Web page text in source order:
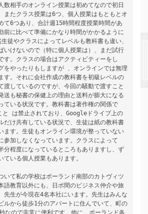
数相手のオンライン授業は初めてなので初日
またクラス授業は6つ、個人授業はもともとオ
て6つあり、合計週15時間程度授業時間があ
前に比べて準備にかなり時間がかかるように
徒やクラスによってレベルも教科書も違い、
いけないので（特に個人授業は）、まだ試行
す。クラスの場合はアクティビティーをし
をやったりもしますが 、オンラインでは無理
す。それに会社作成の教科書を初級レベルの
渡しているのですが、今回の騒動で渡すこと
送も秘書の保健上の理由と送料が膨大になる
ている状況です。教科書は著作権の関係で
と は禁止されており、Googleドライブ上の
だけ共有している状況で、生徒は紙の教科書
ます。生徒もオンライン環境が整っていない
参加しなくなっています。クラスによって
分程度になっているところもありますし、ず
ている個人授業もあります。
て私の学校はポーランド南部のカトヴィツ
語教育以外にも、日ポ間のビジネス仲介や旅
先生が今現在4名本社にいます。先生はみんな
ルから徒歩1分のアパートに住んでいて、町の
なので非常に便利です。他に、ポーランド各